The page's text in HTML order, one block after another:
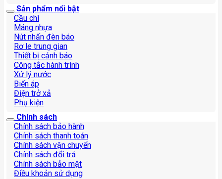
Sản phẩm nổi bật
Cầu chì
Máng nhựa
Nút nhấn đèn báo
Rơ le trung gian
Thiết bị cảnh báo
Công tắc hành trình
Xử lý nước
Biến áp
Điện trở xả
Phụ kiện
Chính sách
Chính sách bảo hành
Chính sách thanh toán
Chính sách vận chuyển
Chính sách đổi trả
Chính sách bảo mật
Điều khoản sử dụng